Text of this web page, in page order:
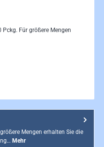
Pckg. Für größere Mengen
Mengen erhalten Sie die
Mehr